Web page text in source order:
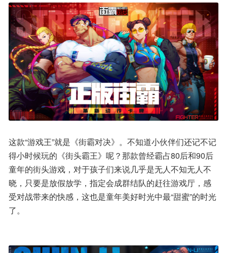
这款“游戏王”就是《街霸对决》。不知道小伙伴们还记不记
得小时候玩的《街头霸王》呢？那款曾经霸占80后和90后
童年的街头游戏，对于孩子们来说几乎是无人不知无人不
晓，只要是放假放学，指定会成群结队的赶往游戏厅，感
受对战带来的快感，这也是童年美好时光中最“甜蜜”的时光
了。